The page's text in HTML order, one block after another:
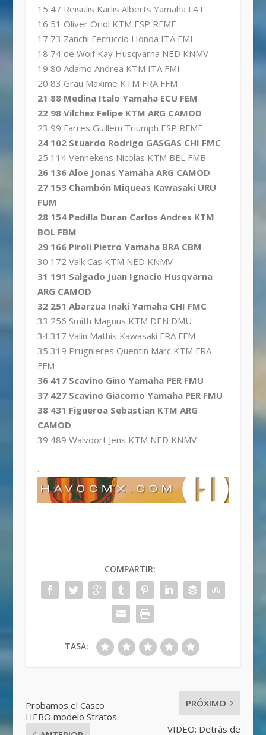
15 47 Reisulis Karlis Alberts Yamaha LAT
16 51 Oliver Oriol KTM ESP RFME
17 73 Zanchi Ferruccio Honda ITA FMI
18 74 de Wolf Kay Husqvarna NED KNMV
19 80 Adamo Andrea KTM ITA FMI
20 83 Grau Maxime KTM FRA FFM
21 88 Medina Italo Yamaha ECU FEM
22 98 Vilchez Felipe KTM ARG CAMOD
23 99 Farres Guillem Triumph ESP RFME
24 102 Stuardo Rodrigo GASGAS CHI FMC
25 114 Vennekens Nicolas KTM BEL FMB
26 136 Aloe Jonas Yamaha ARG CAMOD
27 153 Chambón Miqueas Kawasaki URU
FUM
28 154 Padilla Duran Carlos Andres KTM
BOL FBM
29 166 Piroli Pietro Yamaha BRA CBM
30 172 Valk Cas KTM NED KNMV
31 191 Salgado Juan Ignacio Husqvarna
ARG CAMOD
32 251 Abarzua Inaki Yamaha CHI FMC
33 256 Smith Magnus KTM DEN DMU
34 317 Valin Mathis Kawasaki FRA FFM
35 319 Prugnieres Quentin Marc KTM FRA
FFM
36 417 Scavino Gino Yamaha PER FMU
37 427 Scavino Giacomo Yamaha PER FMU
38 431 Figueroa Sebastian KTM ARG
CAMOD
39 489 Walvoort Jens KTM NED KNMV
.
COMPARTIR:
TASA:
Probamos el Casco
HEBO modelo Stratos
PRÓXIMO
VIDEO: Detrás de